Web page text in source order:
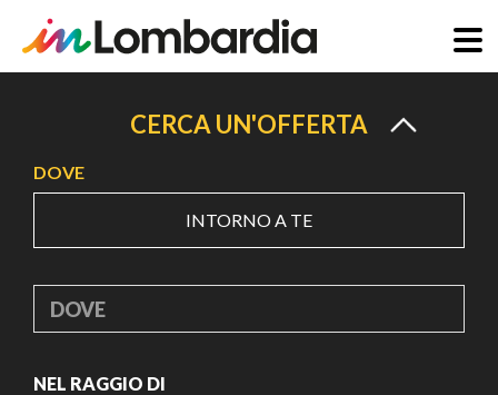
principale
CERCA UN'OFFERTA
DOVE
INTORNO A TE
DOVE
NEL RAGGIO DI